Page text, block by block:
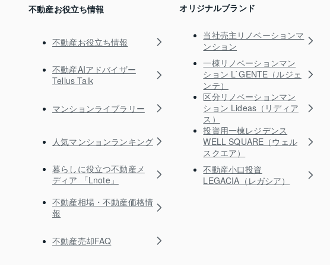
不動産お役立ち情報
不動産お役立ち情報
不動産AIアドバイザー
Tellus Talk
マンションライブラリー
人気マンションランキング
暮らしに役立つ不動産メ
ディア 「Lnote」
不動産相場・不動産価格情
報
不動産売却FAQ
オリジナルブランド
当社売主リノベーションマ
ンション
一棟リノベーションマン
ション L`GENTE（ルジェ
ンテ）
区分リノベーションマン
ション Lideas（リディア
ス）
投資用一棟レジデンス
WELL SQUARE（ウェル
スクエア）
不動産小口投資
LEGACIA（レガシア）